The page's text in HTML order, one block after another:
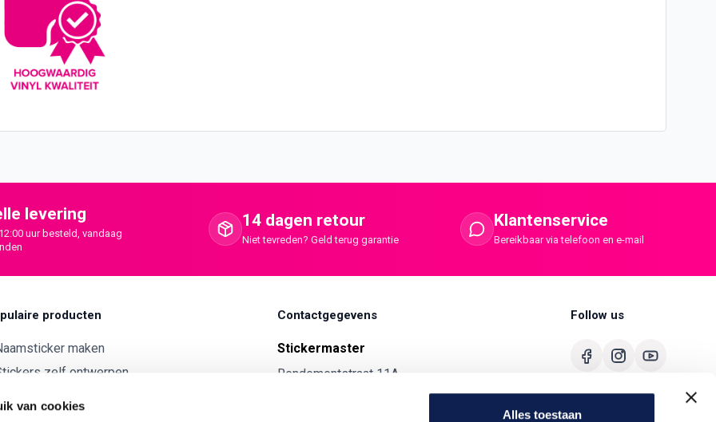
van cookies
Alles toestaan
levering
uur besteld, vandaag
14 dagen retour
Niet tevreden? Geld terug garantie
Klantenservice
Bereikbaar via telefoon en e-mail
producten
maken
zelf ontwerpen
Contactgegevens
Stickermaster
Rendementstraat 11A
Follow us